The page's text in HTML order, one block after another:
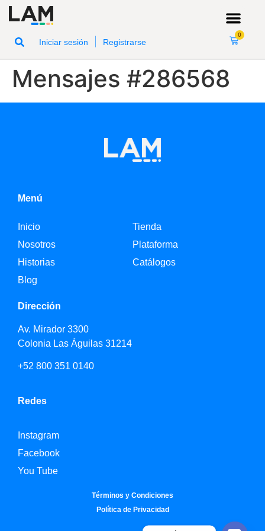
Iniciar sesión Registrarse
0
Mensajes #286568
Menú
Inicio
Nosotros
Historias
Blog
Tienda
Plataforma
Catálogos
Dirección
Av. Mirador 3300
Colonia Las Águilas 31214
+52 800 351 0140
Redes
Instagram
Facebook
You Tube
Términos y Condiciones
Política de Privacidad